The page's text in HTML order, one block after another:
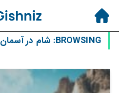
BROWSING: شام در آسمان